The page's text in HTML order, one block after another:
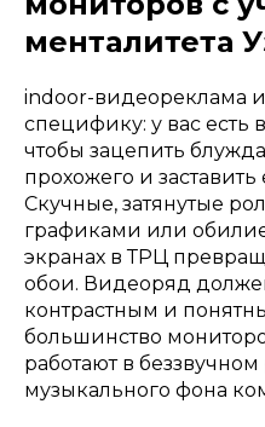
менталитета
indoor-видеореклама
специфику: у вас есть
чтобы зацепить
прохожего и заставить
Скучные, затянутые
графиками или
экранах в ТРЦ
обои. Видеоряд
контрастным и
большинство
работают в
музыкального фона